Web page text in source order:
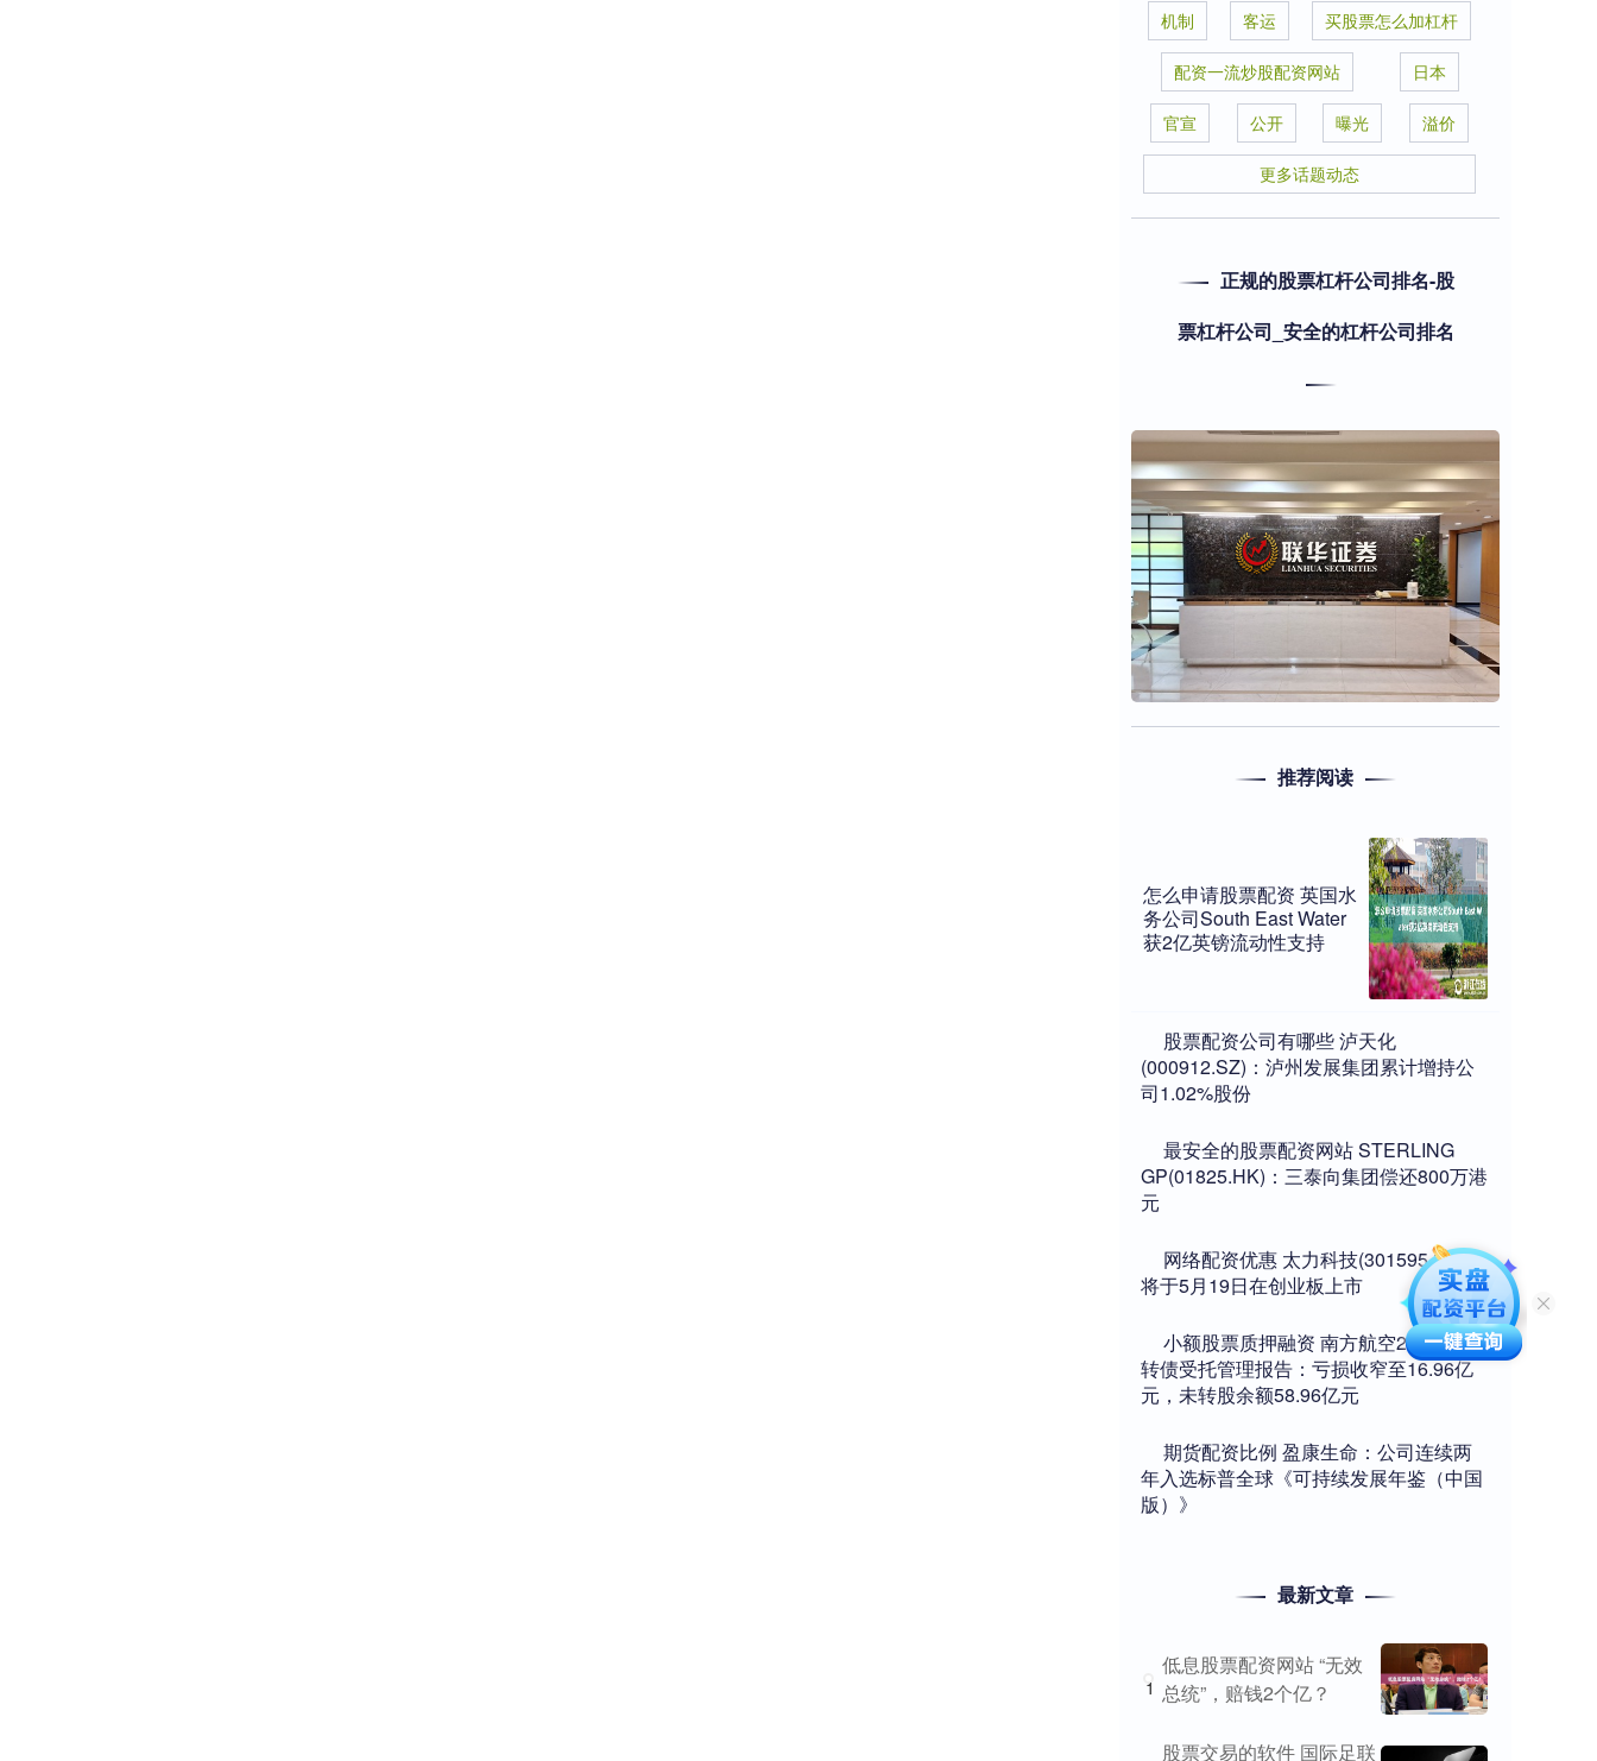
机制 客运 买股票怎么加杠杆
配资一流炒股配资网站 日本
官宣 公开 曝光 溢价
更多话题动态
正规的股票杠杆公司排名-股
票杠杆公司_安全的杠杆公司排名
推荐阅读
怎么申请股票配资 英国水
务公司South East Water
获2亿英镑流动性支持
​股票配资公司有哪些 泸天化
(000912.SZ)：泸州发展集团累计增持公
司1.02%股份
​最安全的股票配资网站 STERLING
GP(01825.HK)：三泰向集团偿还800万港
元
​网络配资优惠 太力科技(301595.SZ)：
将于5月19日在创业板上市
​小额股票质押融资 南方航空2024年可
转债受托管理报告：亏损收窄至16.96亿
元，未转股余额58.96亿元
​期货配资比例 盈康生命：公司连续两
年入选标普全球《可持续发展年鉴（中国
版）》
最新文章
1
低息股票配资网站 “无效
总统”，赔钱2个亿？
股票交易的软件 国际足联